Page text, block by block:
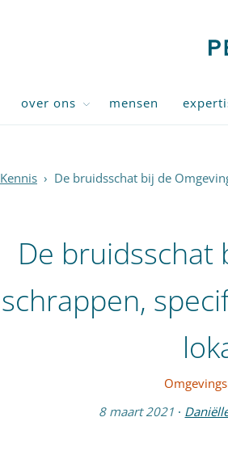
over ons mensen
Kennis › De bruidsschat bij de
De bruidsschat
schrappen,
8 maart 2021 ·